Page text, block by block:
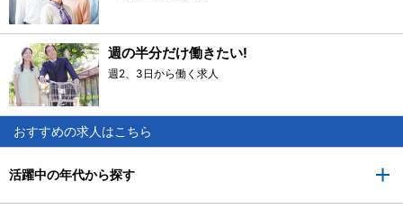
週の半分だけ働きたい!
週2、3日から働く求人
おすすめの求人はこちら
活躍中の年代から探す